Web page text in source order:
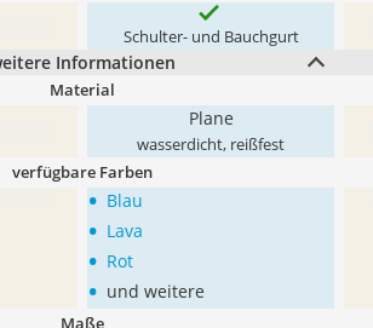
Schulter- und Bauchgurt
Informationen
Material
Plane
wasserdicht, reißfest
verfügbare Farben
• Blau
• Lava
• Rot
• und weitere
Maße